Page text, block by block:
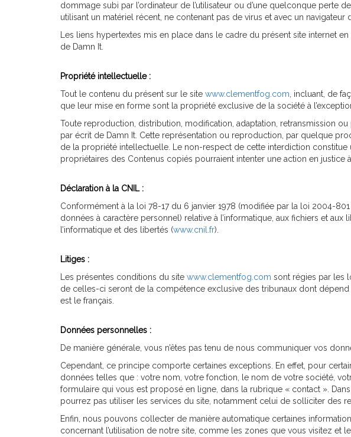
dommage subi par l’ordinateur de l’utilisateur ou d’une quelconque perte
utilisant un matériel récent, ne contenant pas de virus et avec un
Les liens hypertextes mis en place dans le cadre du présent site internet
de Damn It.
Propriété intellectuelle :
Tout le contenu du présent sur le site www.clementfog.com , incluant, de
que leur mise en forme sont la propriété exclusive de la société à
Toute reproduction, distribution, modification, adaptation, retransmission
par écrit de Damn It. Cette représentation ou reproduction, par quelque
de la propriété intellectuelle. Le non-respect de cette interdiction
propriétaires des Contenus copiés pourraient intenter une action en justice
Déclaration à la CNIL :
Conformément à la loi 78-17 du 6 janvier 1978 (modifiée par la loi 2004-
données à caractère personnel) relative à l’informatique, aux fichiers et aux
l’informatique et des libertés (www.cnil.fr).
Litiges :
Les présentes conditions du site www.clementfog.com sont régies par les
de celles-ci seront de la compétence exclusive des tribunaux dont
est le français.
Données personnelles :
De manière générale, vous n’êtes pas tenu de nous communiquer vos
Cependant, ce principe comporte certaines exceptions. En effet, pour
données telles que : votre nom, votre fonction, le nom de votre société,
formulaire qui vous est proposé en ligne, dans la rubrique « contact ».
pourrez pas utiliser les services du site, notamment celui de solliciter des
Enfin, nous pouvons collecter de manière automatique certaines
concernant l’utilisation de notre site, comme les zones que vous visitez et